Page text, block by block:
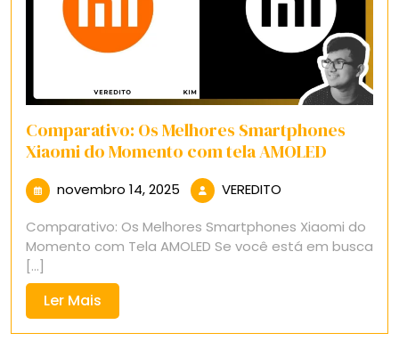
Comparativo: Os Melhores Smartphones
Xiaomi do Momento com tela AMOLED
novembro 14, 2025 novembro
2025
VEREDITO
Comparativo: Os Melhores Smartphones Xiaomi do
Momento com Tela AMOLED Se você está em busca
[...]
Ler Mais
Mais